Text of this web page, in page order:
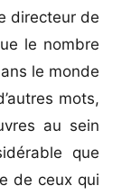
directeur de
le nombre
le monde
mots,
au sein
que
de ceux qui